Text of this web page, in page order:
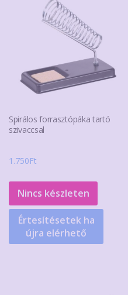
Spirálos forrasztópáka tartó
szivaccsal
1.750Ft
Nincs készleten
Értesítésetek ha
újra elérhető